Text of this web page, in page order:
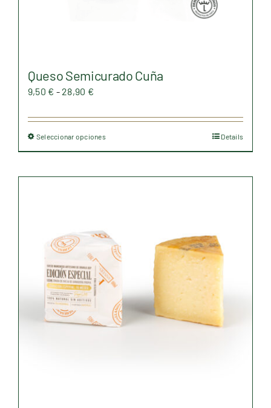
Queso Semicurado Cuña
9,50 € - 28,90 €Rango
precios:
desde
9,50 €
Seleccionar opcionesEste
producto
opciones
se
pueden
elegir
en
la
Details